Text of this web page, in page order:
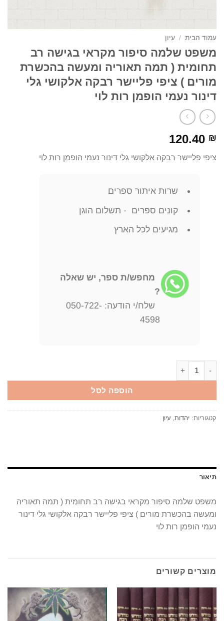
עמוד הבית / עיון
משפט שלמה סיפור מקראי בגישה רב
תחומית ( תמה תאוריה ומעשה בהכשרת
מורים ) ציפי פליישר רבקה אלקושי גלי
דינור נעמי הופמן רות לוי
120.40 ₪
ציפי פליישר רבקה אלקושי גלי דינור נעמי הופמן רות לוי
שרות איתור ספרים
קונים ספרים - תשלום הוגן
מגיעים לכל הארץ
מחפש/ת ספר, יש שאלה
?
שלח/י הודעה: 050-722-
4598
הוספה לסל
קטגוריות: יהדות, עיון
תיאור
משפט שלמה סיפור מקראי בגישה רב תחומית ( תמה תאוריה
ומעשה בהכשרת מורים ) ציפי פליישר רבקה אלקושי גלי דינור
נעמי הופמן רות לוי
מוצרים קשורים